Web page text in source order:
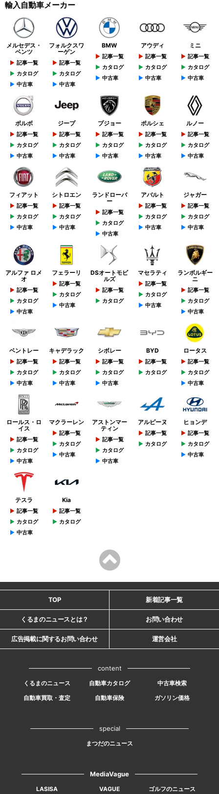
輸入自動車メーカー
メルセデス・
ベンツ
記事一覧
カタログ
中古車
フォルクスワ
ーゲン
記事一覧
カタログ
中古車
BMW
記事一覧
カタログ
中古車
アウディ
記事一覧
カタログ
中古車
ミニ
記事一覧
カタログ
中古車
ボルボ
記事一覧
カタログ
中古車
ジープ
記事一覧
カタログ
中古車
プジョー
記事一覧
カタログ
中古車
ポルシェ
記事一覧
カタログ
中古車
ルノー
記事一覧
カタログ
中古車
フィアット
記事一覧
カタログ
中古車
シトロエン
記事一覧
カタログ
中古車
ランドローバ
ー
記事一覧
カタログ
中古車
アバルト
記事一覧
カタログ
中古車
ジャガー
記事一覧
カタログ
中古車
アルファ ロメ
オ
記事一覧
カタログ
中古車
フェラーリ
記事一覧
カタログ
中古車
DSオートモビ
ルズ
記事一覧
カタログ
マセラティ
記事一覧
カタログ
中古車
ランボルギー
ニ
記事一覧
カタログ
中古車
ベントレー
記事一覧
カタログ
中古車
キャデラック
記事一覧
カタログ
中古車
シボレー
記事一覧
カタログ
中古車
BYD
記事一覧
カタログ
ロータス
記事一覧
カタログ
中古車
ロールス・ロ
イス
記事一覧
カタログ
中古車
マクラーレン
記事一覧
カタログ
中古車
アストンマー
ティン
記事一覧
カタログ
中古車
アルピーヌ
記事一覧
カタログ
ヒョンデ
記事一覧
カタログ
中古車
テスラ
記事一覧
カタログ
中古車
Kia
記事一覧
カタログ
TOP 新着記事一覧
くるまのニュースとは？ お問い合わせ
広告掲載に関するお問い合わせ 運営会社
content
くるまのニュース 自動車カタログ
中古車検索
自動車買取・査定
自動車保険 ガソリン価格
special
まつだのニュース
MediaVague
LASISA VAGUE ゴルフのニュース